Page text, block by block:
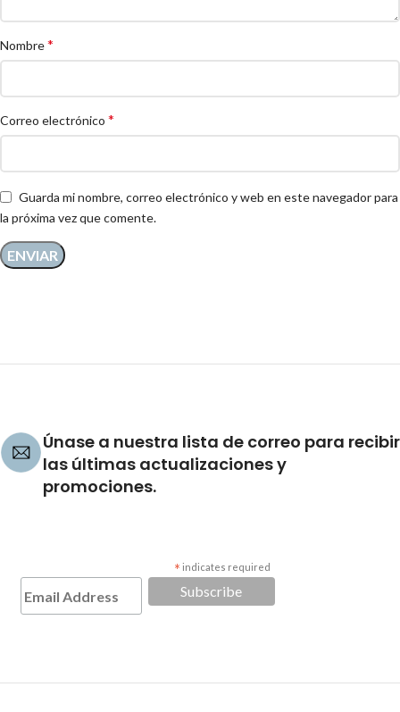
Nombre*
Correo electrónico *
Guarda mi nombre, correo electrónico y web en este navegador para
la próxima vez que comente.
Únase a nuestra lista de correo para recibir
las últimas actualizaciones y
promociones.
* indicates required